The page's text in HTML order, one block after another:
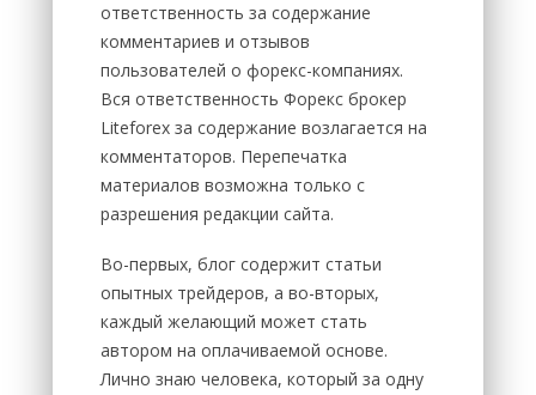
ответственность за содержание
комментариев и отзывов
пользователей о форекс-компаниях.
Вся ответственность Форекс брокер
Liteforex за содержание возлагается на
комментаторов. Перепечатка
материалов возможна только с
разрешения редакции сайта.
Во-первых, блог содержит статьи
опытных трейдеров, а во-вторых,
каждый желающий может стать
автором на оплачиваемой основе.
Лично знаю человека, который за одну